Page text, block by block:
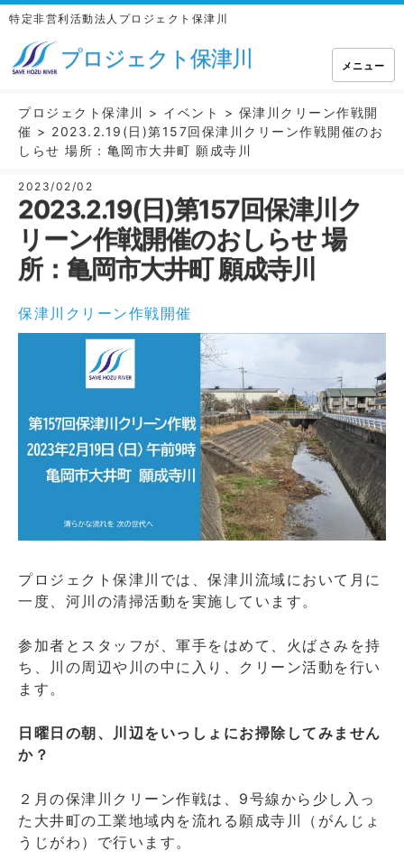
特定非営利活動法人プロジェクト保津川
プロジェクト保津川 メニュー
プロジェクト保津川 > イベント > 保津川クリーン作戦開
催 > 2023.2.19(日)第157回保津川クリーン作戦開催のお
しらせ 場所：亀岡市大井町 願成寺川
2023/02/02
2023.2.19(日)第157回保津川ク
リーン作戦開催のおしらせ 場
所：亀岡市大井町 願成寺川
保津川クリーン作戦開催
プロジェクト保津川では、保津川流域において月に
一度、河川の清掃活動を実施しています。
参加者とスタッフが、軍手をはめて、火ばさみを持
ち、川の周辺や川の中に入り、クリーン活動を行い
ます。
日曜日の朝、川辺をいっしょにお掃除してみません
か？
２月の保津川クリーン作戦は、9号線から少し入っ
た大井町の工業地域内を流れる願成寺川（がんじょ
うじがわ）で行います。